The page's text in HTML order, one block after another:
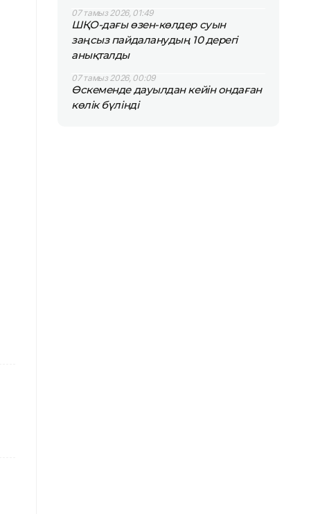
07 тамыз 2026, 01:49
ШҚО-дағы өзен-көлдер суын
заңсыз пайдаланудың 10 дерегі
анықталды
07 тамыз 2026, 00:09
Өскеменде дауылдан кейін ондаған
көлік бүлінді